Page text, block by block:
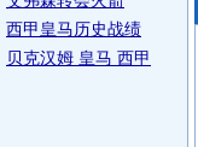
西甲皇马历史战绩
贝克汉姆 皇马 西甲